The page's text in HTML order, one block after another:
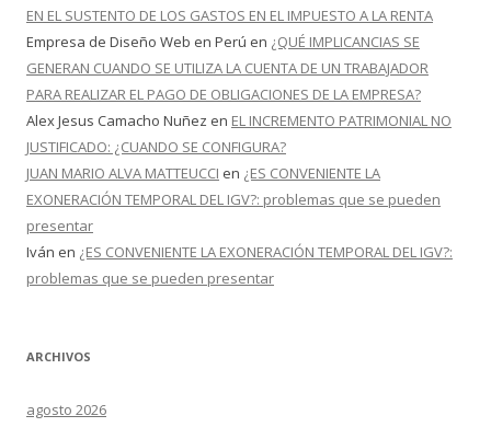
EN EL SUSTENTO DE LOS GASTOS EN EL IMPUESTO A LA RENTA
Empresa de Diseño Web en Perú en ¿QUÉ IMPLICANCIAS SE
GENERAN CUANDO SE UTILIZA LA CUENTA DE UN TRABAJADOR
PARA REALIZAR EL PAGO DE OBLIGACIONES DE LA EMPRESA?
Alex Jesus Camacho Nuñez en EL INCREMENTO PATRIMONIAL NO
JUSTIFICADO: ¿CUANDO SE CONFIGURA?
JUAN MARIO ALVA MATTEUCCI en ¿ES CONVENIENTE LA
EXONERACIÓN TEMPORAL DEL IGV?: problemas que se pueden
presentar
Iván en ¿ES CONVENIENTE LA EXONERACIÓN TEMPORAL DEL IGV?:
problemas que se pueden presentar
ARCHIVOS
agosto 2026